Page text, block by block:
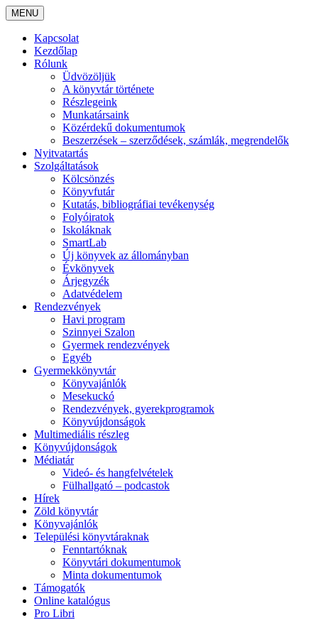
MENU
Kapcsolat
Kezdőlap
Rólunk
Üdvözöljük
A könyvtár története
Részlegeink
Munkatársaink
Közérdekű dokumentumok
Beszerzések – szerződések, számlák, megrendelők
Nyitvatartás
Szolgáltatások
Kölcsönzés
Könyvfutár
Kutatás, bibliográfiai tevékenység
Folyóiratok
Iskoláknak
SmartLab
Új könyvek az állományban
Évkönyvek
Árjegyzék
Adatvédelem
Rendezvények
Havi program
Szinnyei Szalon
Gyermek rendezvények
Egyéb
Gyermekkönyvtár
Könyvajánlók
Mesekuckó
Rendezvények, gyerekprogramok
Könyvújdonságok
Multimediális részleg
Könyvújdonságok
Médiatár
Videó- és hangfelvételek
Fülhallgató – podcastok
Hírek
Zöld könyvtár
Könyvajánlók
Települési könyvtáraknak
Fenntartóknak
Könyvtári dokumentumok
Minta dokumentumok
Támogatók
Online katalógus
Pro Libri